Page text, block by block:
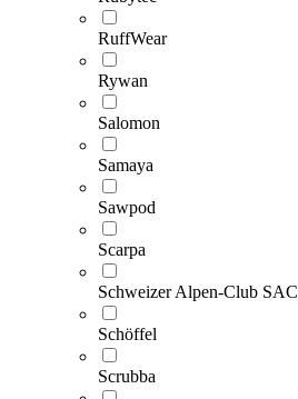
RuffWear
Rywan
Salomon
Samaya
Sawpod
Scarpa
Schweizer Alpen-Club SAC
Schöffel
Scrubba